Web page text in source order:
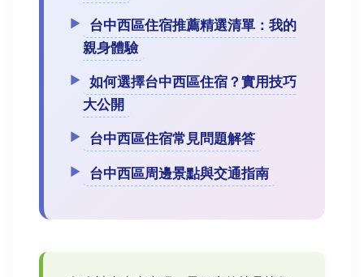
台中西區住宿推薦精選清單：我的
親身體驗
如何選擇台中西區住宿？實用技巧
大公開
台中西區住宿常見問題解答
台中西區周邊景點與交通指南